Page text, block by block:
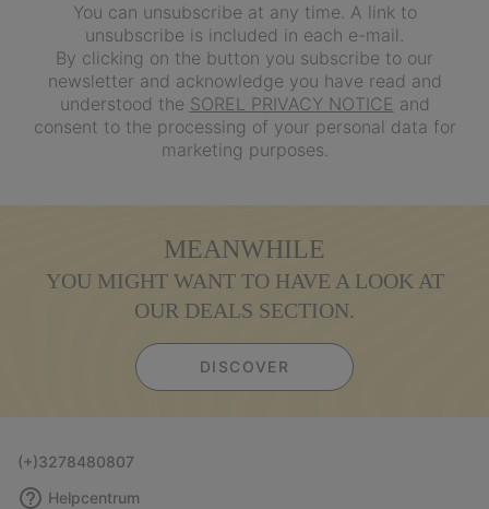
You can unsubscribe at any time. A link to
unsubscribe is included in each e-mail.
By clicking on the button you subscribe to our
newsletter and acknowledge you have read and
understood the SOREL PRIVACY NOTICE and
consent to the processing of your personal data for
marketing purposes.
MEANWHILE
YOU MIGHT WANT TO HAVE A LOOK AT
OUR DEALS SECTION.
DISCOVER
(+)3278480807
Helpcentrum